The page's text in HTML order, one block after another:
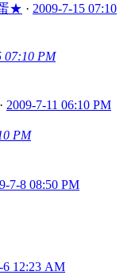
★ · 2009-7-15 07:10
07:10 PM
· 2009-7-11 06:10 PM
PM
7-8 08:50 PM
6 12:23 AM